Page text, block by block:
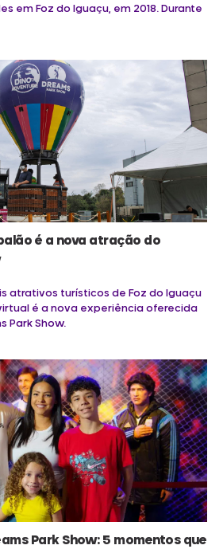
em Foz do Iguaçu, em 2018. Durante
é a nova atração do
atrativos turísticos de Foz do Iguaçu
é a nova experiência oferecida
Park Show.
Park Show: 5 momentos que